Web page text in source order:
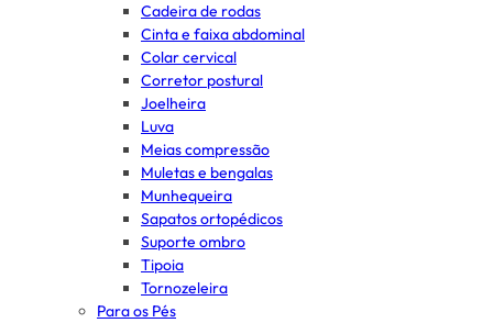
Cadeira de rodas
Cinta e faixa abdominal
Colar cervical
Corretor postural
Joelheira
Luva
Meias compressão
Muletas e bengalas
Munhequeira
Sapatos ortopédicos
Suporte ombro
Tipoia
Tornozeleira
Para os Pés